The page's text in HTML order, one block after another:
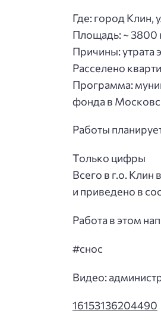
Где: город Клин,
Площадь: ~ 3800
Причины: утрата
Расселено
Программа:
фонда в
Работы
Только цифры
Всего в г.о.
и приведено в
Работа в этом
#снос
Видео:
16153136204490